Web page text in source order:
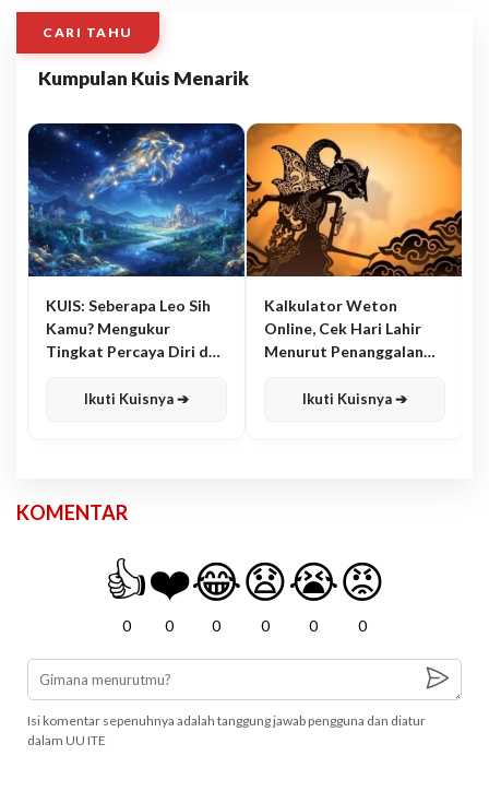
CARI TAHU
Kumpulan Kuis Menarik
KUIS: Seberapa Leo Sih
Kamu? Mengukur
Tingkat Percaya Diri dan
Ikuti Kuisnya ➔
Kalkulator Weton
Online, Cek Hari Lahir
Menurut Penanggalan
Ikuti Kuisnya ➔
KOMENTAR
👍
0
❤️
0
😂
0
😧
0
😭
0
😡
0
Isi komentar sepenuhnya adalah tanggung jawab pengguna dan diatur
dalam UU ITE